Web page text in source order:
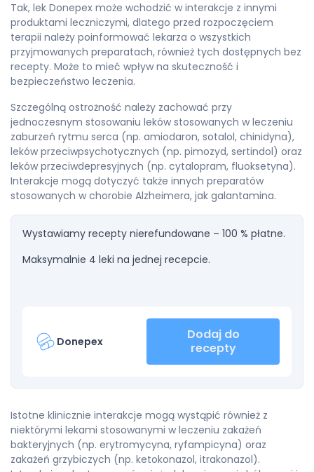
Tak, lek Donepex może wchodzić w interakcje z innymi
produktami leczniczymi, dlatego przed rozpoczęciem
terapii należy poinformować lekarza o wszystkich
przyjmowanych preparatach, również tych dostępnych bez
recepty. Może to mieć wpływ na skuteczność i
bezpieczeństwo leczenia.
Szczególną ostrożność należy zachować przy
jednoczesnym stosowaniu leków stosowanych w leczeniu
zaburzeń rytmu serca (np. amiodaron, sotalol, chinidyna),
leków przeciwpsychotycznych (np. pimozyd, sertindol) oraz
leków przeciwdepresyjnych (np. cytalopram, fluoksetyna).
Interakcje mogą dotyczyć także innych preparatów
stosowanych w chorobie Alzheimera, jak galantamina.
Wystawiamy recepty nierefundowane – 100 % płatne.
Maksymalnie 4 leki na jednej recepcie.
Donepex
Dodaj do
recepty
Istotne klinicznie interakcje mogą wystąpić również z
niektórymi lekami stosowanymi w leczeniu zakażeń
bakteryjnych (np. erytromycyna, ryfampicyna) oraz
zakażeń grzybiczych (np. ketokonazol, itrakonazol).